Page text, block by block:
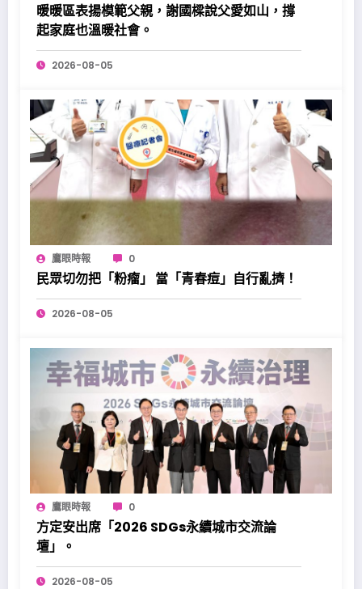
暖暖區表揚模範父親，謝國樑說父愛如山，撐
起家庭也溫暖社會。
2026-08-05
鷹眼時報 0
民眾切勿把「粉瘤」 當「青春痘」自行亂擠！
2026-08-05
鷹眼時報 0
方定安出席「2026 SDGs永續城市交流論
壇」。
2026-08-05